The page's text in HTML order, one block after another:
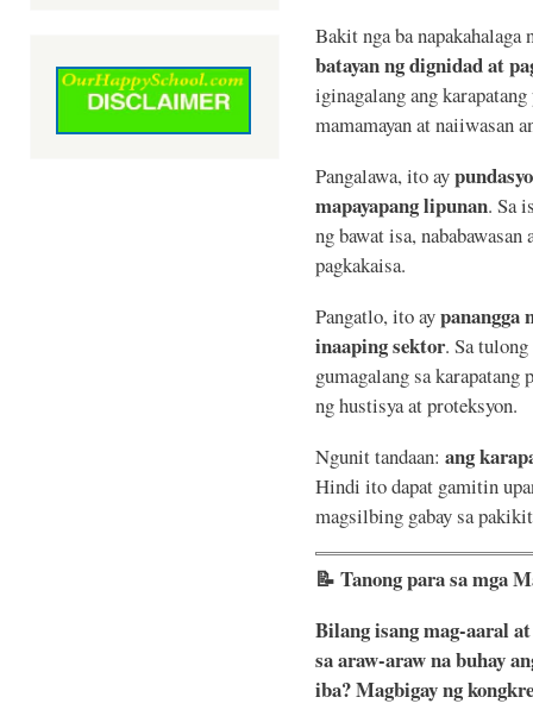
Bakit nga ba napakahalaga
batayan ng dignidad at
iginagalang ang
mamamayan at naiiwasan
Pangalawa, ito ay
mapayapang lipunan. Sa
ng bawat isa,
pagkakaisa.
Pangatlo, ito aypanangga
inaaping sektor. Sa
gumagalang sa
ng hustisya at proteksyon.
Ngunit tandaan: ang
Hindi ito dapat gamitin
magsilbing gabay sa
📝 Tanong para sa mga
Bilang isang mag-aaral
sa araw-araw na buhay
iba? Magbigay ng